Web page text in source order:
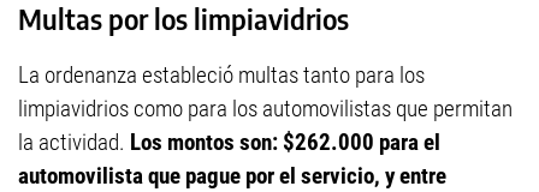
Multas por los limpiavidrios
La ordenanza estableció multas tanto para los
limpiavidrios como para los automovilistas que permitan
la actividad. Los montos son: $262.000 para el
automovilista que pague por el servicio, y entre